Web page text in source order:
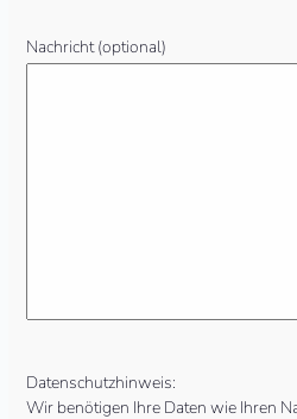
Nachricht (optional)
Datenschutzhinweis:
Wir benötigen Ihre Daten wie Ihren